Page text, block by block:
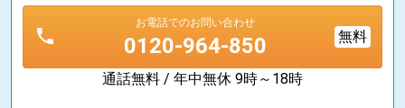
phone
お電話でのお問い合わせ
0120-964-850 無料
通話無料 / 年中無休 9時～18時